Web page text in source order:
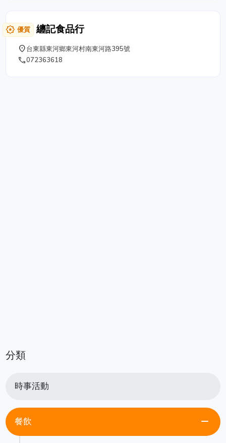
award_star 優質 纏記食品行
place台東縣東河鄉東河村南東河路395號
phone072363618
分類
時事活動
餐飲 remove